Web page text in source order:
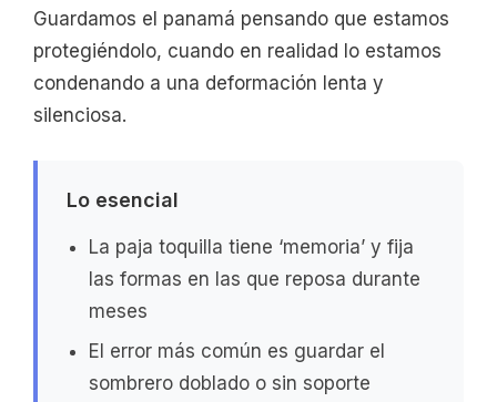
Guardamos el panamá pensando que estamos
protegiéndolo, cuando en realidad lo estamos
condenando a una deformación lenta y
silenciosa.
Lo esencial
La paja toquilla tiene ‘memoria’ y fija
las formas en las que reposa durante
meses
El error más común es guardar el
sombrero doblado o sin soporte